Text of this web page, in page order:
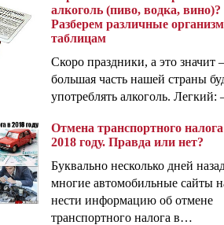
алкоголь (пиво, водка, вино)?
Разберем различные
таблицам
Скоро праздники, а это значит
большая часть нашей страны
употреблять алкоголь.
Отмена транспортного
2018 году. Правда или нет?
Буквально несколько дней
многие автомобильные сайты
нести информацию об отмене
транспортного налога в…